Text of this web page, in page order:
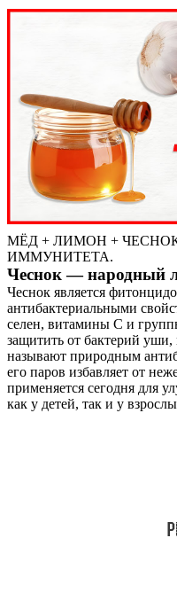
МЁД + ЛИМОН + ЧЕСНОК.
ИММУНИТЕТА.
Чеснок — народный
Чеснок является
антибактериальными
селен, витамины С и
защитить от бактерий уши,
называют природным
его паров избавляет от
применяется сегодня для
как у детей, так и у